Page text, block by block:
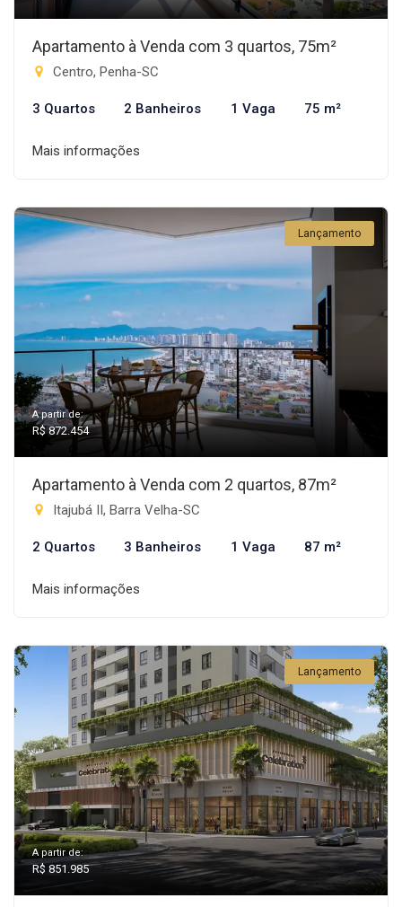
Apartamento à Venda com 3 quartos, 75m²
Centro, Penha-SC
3 Quartos 2 Banheiros 1 Vaga 75 m²
Mais informações
Lançamento
A partir de:
R$ 872.454
Apartamento à Venda com 2 quartos, 87m²
Itajubá II, Barra Velha-SC
2 Quartos 3 Banheiros 1 Vaga 87 m²
Mais informações
Lançamento
A partir de:
R$ 851.985